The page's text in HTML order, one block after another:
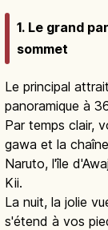
1. Le grand
sommet
Le principal
panoramique à
Par temps clair,
gawa et la
Naruto, l'île
Kii.
La nuit, la jolie
s'étend à vos